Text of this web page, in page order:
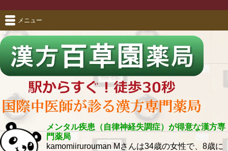
メンタル疾患（自律神経失調症）が得意な漢方専
門薬局
kamomiirurouman Mさんは34歳の女性で、8歳に
メニュー